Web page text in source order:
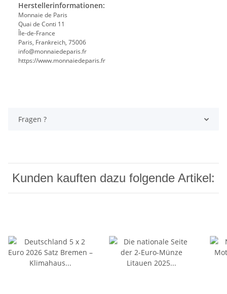
Herstellerinformationen:
Monnaie de Paris
Quai de Conti 11
Île-de-France
Paris, Frankreich, 75006
info@monnaiedeparis.fr
https://www.monnaiedeparis.fr
Fragen ?
Kunden kauften dazu folgende Artikel: